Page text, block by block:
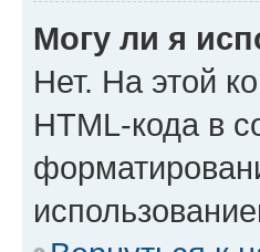
Могу ли я
Нет. На этой
HTML-кода в